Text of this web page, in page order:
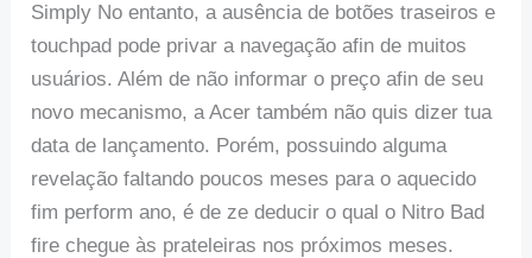
Simply No entanto, a ausência de botões traseiros e
touchpad pode privar a navegação afin de muitos
usuários. Além de não informar o preço afin de seu
novo mecanismo, a Acer também não quis dizer tua
data de lançamento. Porém, possuindo alguma
revelação faltando poucos meses para o aquecido
fim perform ano, é de ze deducir o qual o Nitro Bad
fire chegue às prateleiras nos próximos meses.